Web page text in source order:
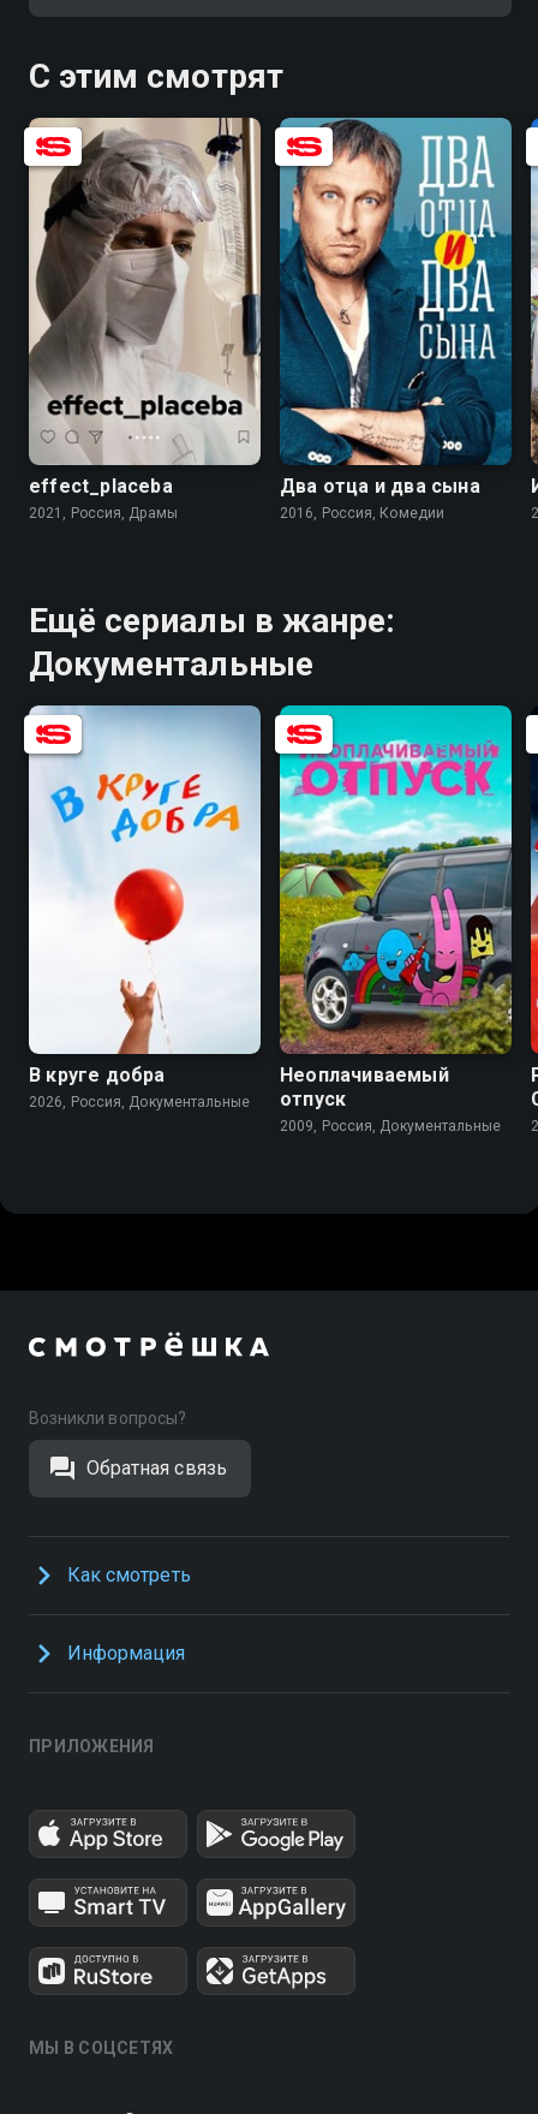
С этим смотрят
8.1
effect_placeba
2021, Россия, Драмы
6.1 5.1
Два отца и два сына
2016, Россия, Комедии
Ещё сериалы в жанре:
Документальные
В круге добра
2026, Россия, Документальные
Неоплачиваемый
отпуск
2009, Россия, Документальные
Возникли вопросы?
Обратная связь
Как смотреть
Информация
ПРИЛОЖЕНИЯ
МЫ В СОЦСЕТЯХ